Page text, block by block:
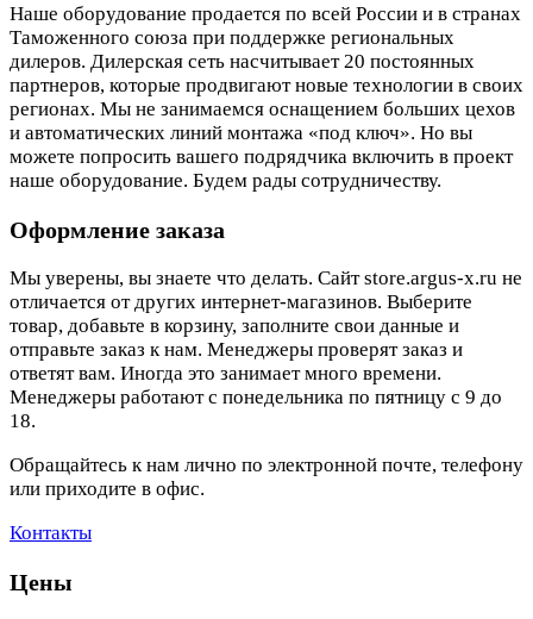
Наше оборудование продается по всей России и в странах
Таможенного союза при поддержке региональных
дилеров. Дилерская сеть насчитывает 20 постоянных
партнеров, которые продвигают новые технологии в своих
регионах. Мы не занимаемся оснащением больших цехов
и автоматических линий монтажа «под ключ». Но вы
можете попросить вашего подрядчика включить в проект
наше оборудование. Будем рады сотрудничеству.
Оформление заказа
Мы уверены, вы знаете что делать. Сайт store.argus-x.ru не
отличается от других интернет-магазинов. Выберите
товар, добавьте в корзину, заполните свои данные и
отправьте заказ к нам. Менеджеры проверят заказ и
ответят вам. Иногда это занимает много времени.
Менеджеры работают с понедельника по пятницу с 9 до
18.
Обращайтесь к нам лично по электронной почте, телефону
или приходите в офис.
Контакты
Цены